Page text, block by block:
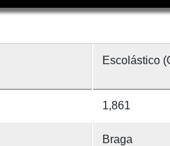
Escolástico
1,861
Braga